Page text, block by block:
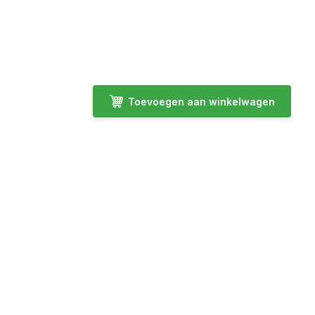
Toevoegen aan winkelwagen